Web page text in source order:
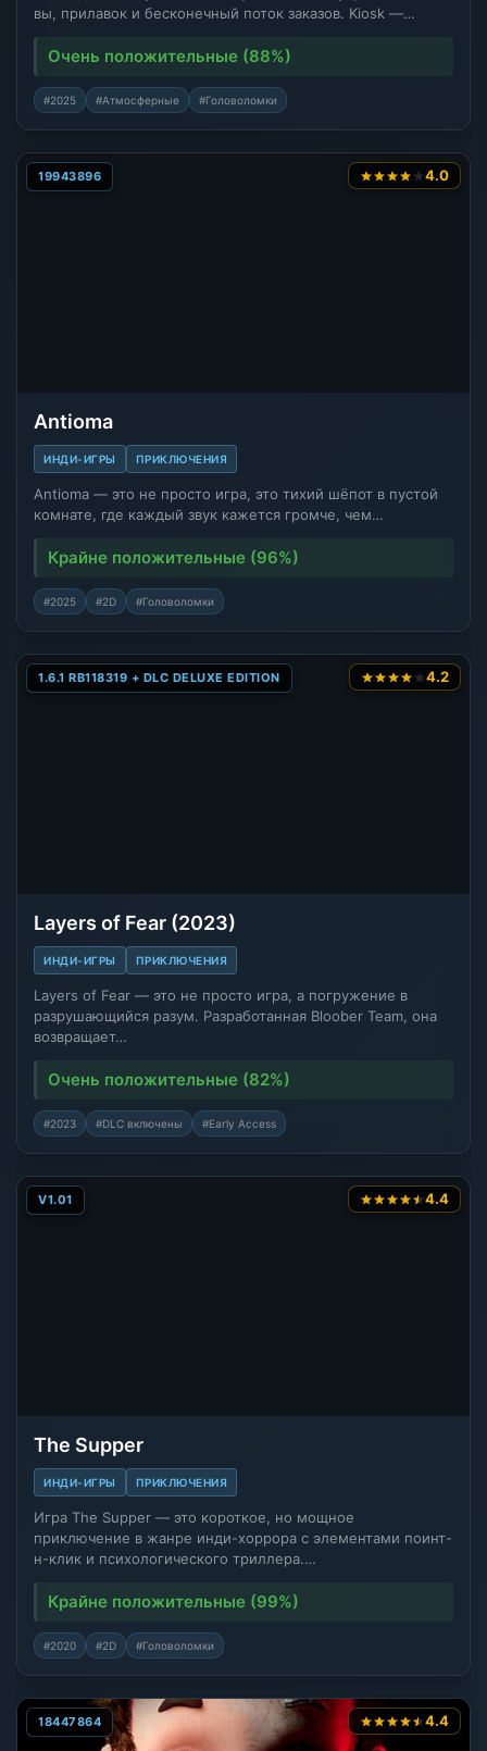
вы, прилавок и бесконечный поток заказов. Kiosk —…
Очень положительные (88%)
#2025 #Атмосферные #Головоломки
19943896 4.0
Antioma
ИНДИ-ИГРЫ ПРИКЛЮЧЕНИЯ
Antioma — это не просто игра, это тихий шёпот в пустой
комнате, где каждый звук кажется громче, чем…
Крайне положительные (96%)
#2025 #2D #Головоломки
1.6.1 RB118319 + DLC DELUXE EDITION 4.2
Layers of Fear (2023)
ИНДИ-ИГРЫ ПРИКЛЮЧЕНИЯ
Layers of Fear — это не просто игра, а погружение в
разрушающийся разум. Разработанная Bloober Team, она
возвращает…
Очень положительные (82%)
#2023 #DLC включены #Early Access
V1.01 4.4
The Supper
ИНДИ-ИГРЫ ПРИКЛЮЧЕНИЯ
Игра The Supper — это короткое, но мощное
приключение в жанре инди-хоррора с элементами поинт-
н-клик и психологического триллера.…
Крайне положительные (99%)
#2020 #2D #Головоломки
18447864 4.4